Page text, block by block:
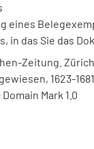
eines
in das Sie das
Zeitung.
1623-
Mark 1.0